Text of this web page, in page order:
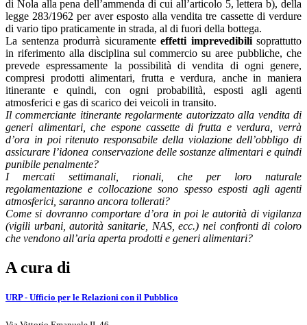
di Nola alla pena dell’ammenda di cui all’articolo 5, lettera b), della
legge 283/1962 per aver esposto alla vendita tre cassette di verdure
di vario tipo praticamente in strada, al di fuori della bottega.
La sentenza produrrà sicuramente effetti imprevedibilisoprattutto
in riferimento alla disciplina sul commercio su aree pubbliche, che
prevede espressamente la possibilità di vendita di ogni genere,
compresi prodotti alimentari, frutta e verdura, anche in maniera
itinerante e quindi, con ogni probabilità, esposti agli agenti
atmosferici e gas di scarico dei veicoli in transito.
Il commerciante itinerante regolarmente autorizzato alla vendita di
generi alimentari, che espone cassette di frutta e verdura, verrà
d’ora in poi ritenuto responsabile della violazione dell’obbligo di
assicurare l’idonea conservazione delle sostanze alimentari e quindi
punibile penalmente?
I mercati settimanali, rionali, che per loro naturale
regolamentazione e collocazione sono spesso esposti agli agenti
atmosferici, saranno ancora tollerati?
Come si dovranno comportare d’ora in poi le autorità di vigilanza
(vigili urbani, autorità sanitarie, NAS, ecc.) nei confronti di coloro
che vendono all’aria aperta prodotti e generi alimentari?
A cura di
URP - Ufficio per le Relazioni con il Pubblico